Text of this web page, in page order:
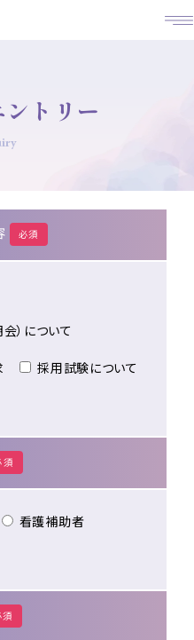
トリー
必須
）について
採用試験について
須
看護補助者
須